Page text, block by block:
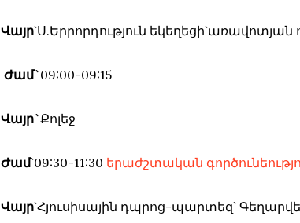
Վայր`Ս.Երրորդություն եկեղեցի`առավոտյան
Ժամ`09:00-09:15
Վայր`Քոլեջ
Ժամ`09:30-11:30 երաժշտական
Վայր`Հյուսիսային դպրոց-պարտեզ`